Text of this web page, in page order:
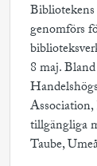
genomförs
8 maj.
tillgängliga
Taube,